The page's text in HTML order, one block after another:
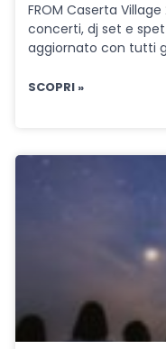
FROM Caserta
concerti, dj set e
aggiornato con tutti
SCOPRI »